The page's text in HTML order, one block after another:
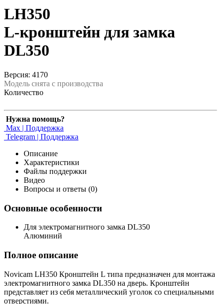
LH350
L-кронштейн для замка
DL350
Версия: 4170
Модель снята с производства
Количество
Нужна помощь?
Max | Поддержка
Telegram | Поддержка
Описание
Характеристики
Файлы поддержки
Видео
Вопросы и ответы (0)
Основные особенности
Для электромагнитного замка DL350
Алюминий
Полное описание
Novicam LH350 Кронштейн L типа предназначен для монтажа
электромагнитного замка DL350 на дверь. Кронштейн
представляет из себя металлический уголок со специальными
отверстиями.